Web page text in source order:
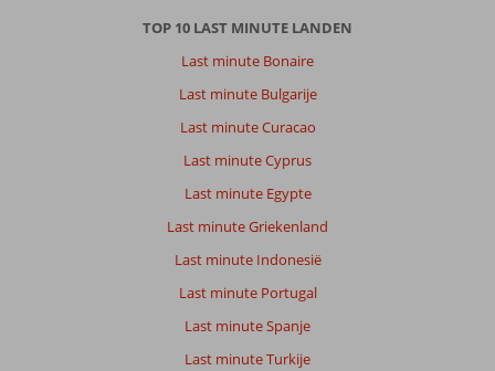
TOP 10 LAST MINUTE LANDEN
Last minute Bonaire
Last minute Bulgarije
Last minute Curacao
Last minute Cyprus
Last minute Egypte
Last minute Griekenland
Last minute Indonesië
Last minute Portugal
Last minute Spanje
Last minute Turkije